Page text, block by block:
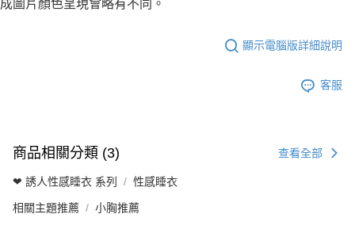
成圖片顏色呈現會略有不同。
顯示電腦版詳細說明
客服
商品相關分類 (3) 查看全部
❤ 誘人性感睡衣 系列 性感睡衣
相關主題推薦 小胸推薦